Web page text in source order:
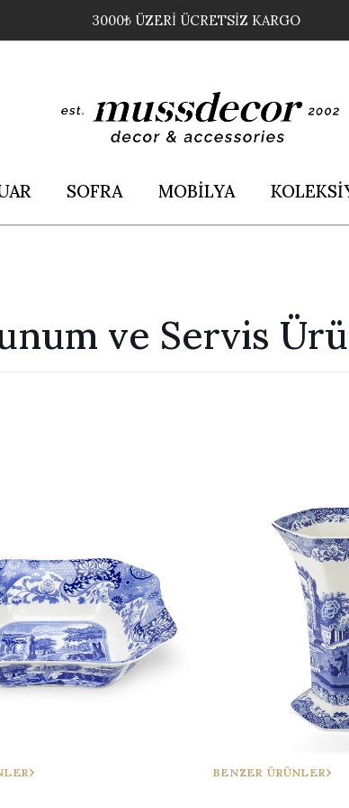
3000₺ ÜZERİ ÜCRETSİZ KARGO
SOFRA MOBİLYA
ve Servis
BENZER ÜRÜNLER